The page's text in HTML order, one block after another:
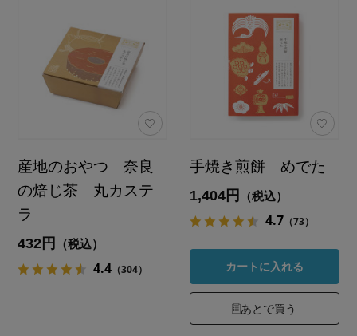
産地のおやつ 奈良
の焙じ茶 丸カステ
ラ
432円 （税込）
4.4 （304）
手焼き煎餅 めでた
1,404円 （税込）
4.7 （73）
カートに入れる
あとで買う